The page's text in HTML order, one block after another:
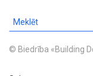
© Biedrība «Building